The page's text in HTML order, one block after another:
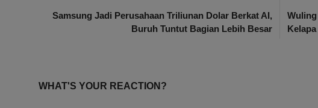
Samsung Jadi Perusahaan Triliunan Dolar Berkat AI,
Buruh Tuntut Bagian Lebih Besar
WHAT'S YOUR REACTION?